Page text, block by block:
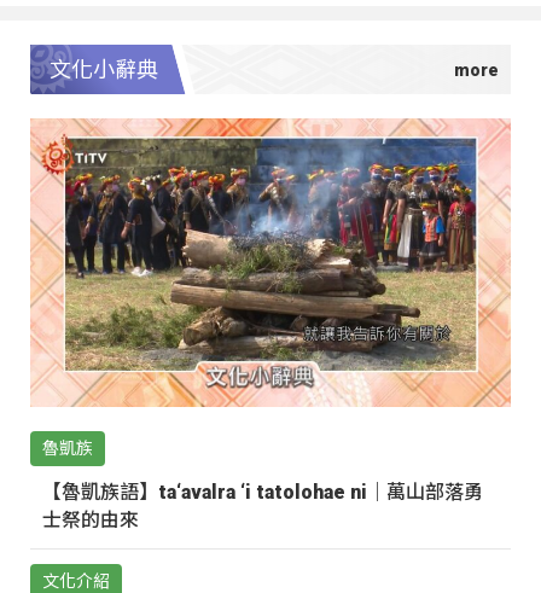
文化小辭典
魯凱族
【魯凱族語】ta‘avalra ‘i tatolohae ni｜萬山部落勇
士祭的由來
文化介紹